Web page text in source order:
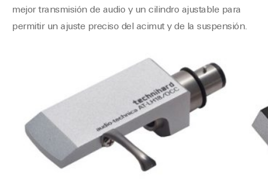
mejor transmisión de audio y un cilindro ajustable para
permitir un ajuste preciso del acimut y de la suspensión.